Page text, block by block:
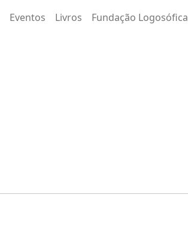
Eventos Livros Fundação Logosófica